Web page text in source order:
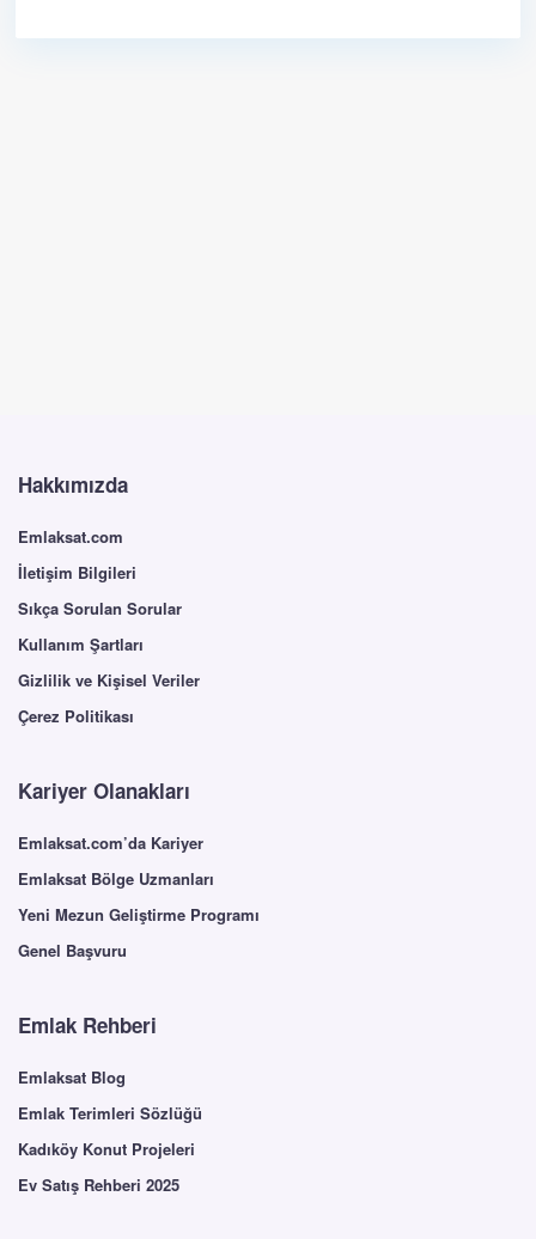
Hakkımızda
Emlaksat.com
İletişim Bilgileri
Sıkça Sorulan Sorular
Kullanım Şartları
Gizlilik ve Kişisel Veriler
Çerez Politikası
Kariyer Olanakları
Emlaksat.com’da Kariyer
Emlaksat Bölge Uzmanları
Yeni Mezun Geliştirme Programı
Genel Başvuru
Emlak Rehberi
Emlaksat Blog
Emlak Terimleri Sözlüğü
Kadıköy Konut Projeleri
Ev Satış Rehberi 2025